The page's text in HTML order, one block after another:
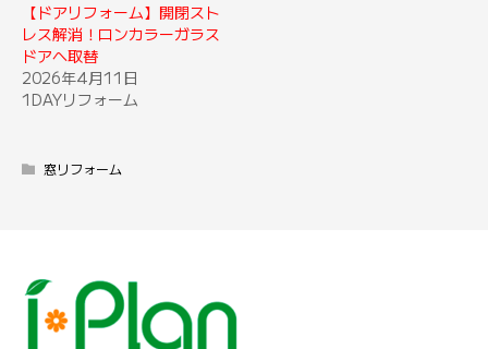
【ドアリフォーム】開閉スト
レス解消！ロンカラーガラス
ドアへ取替
2026年4月11日
1DAYリフォーム
窓リフォーム